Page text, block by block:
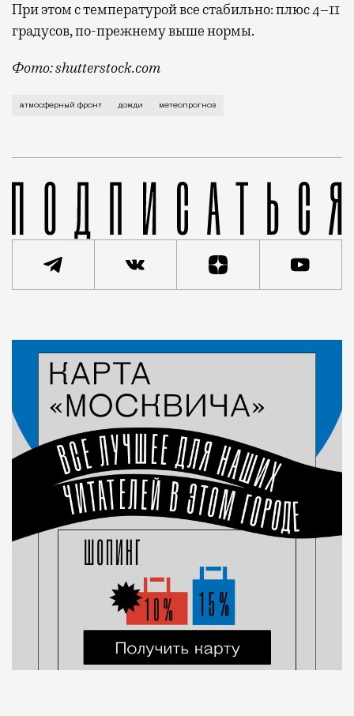
При этом с температурой все стабильно: плюс 4–11
градусов, по-прежнему выше нормы.
Фото: shutterstock.com
Погода вообще намечается ужасная: будет мокро,
атмосферный фронт дожди метеопрогноз
Статья
Город
Редакция Москвич Mag